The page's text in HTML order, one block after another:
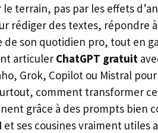
terrain, pas par les effets
rédiger des textes, répondre
de son quotidien pro, tout en
articuler ChatGPT gratuit
Grok, Copilot ou Mistral
comment transformer ce
grâce à des prompts bien
et ses cousines vraiment utiles